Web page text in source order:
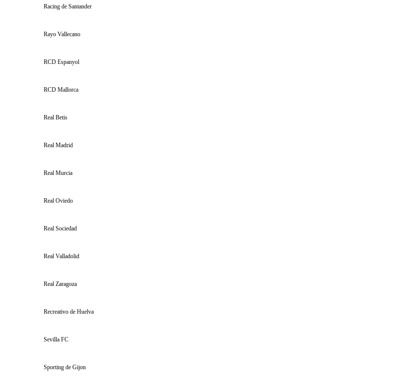
Racing de Santander
Rayo Vallecano
RCD Espanyol
RCD Mallorca
Real Betis
Real Madrid
Real Murcia
Real Oviedo
Real Sociedad
Real Valladolid
Real Zaragoza
Recreativo de Huelva
Sevilla FC
Sporting de Gijon